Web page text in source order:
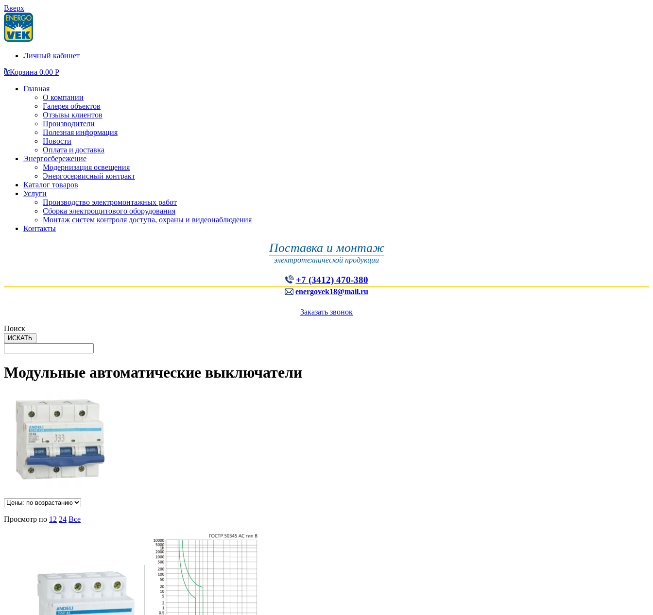
Вверх
Личный кабинет
0 Корзина 0.00 Р
Главная
О компании
Галерея объектов
Отзывы клиентов
Производители
Полезная информация
Новости
Оплата и доставка
Энергосбережение
Модернизация освещения
Энергосервисный контракт
Каталог товаров
Услуги
Производство электромонтажных работ
Сборка электрощитового оборудования
Монтаж систем контроля доступа, охраны и видеонаблюдения
Контакты
Поставка и монтаж
электротехнической продукции
+7 (3412) 470-380
energovek18@mail.ru
Заказать звонок
Поиск
Модульные автоматические выключатели
Просмотр по 12 24 Все